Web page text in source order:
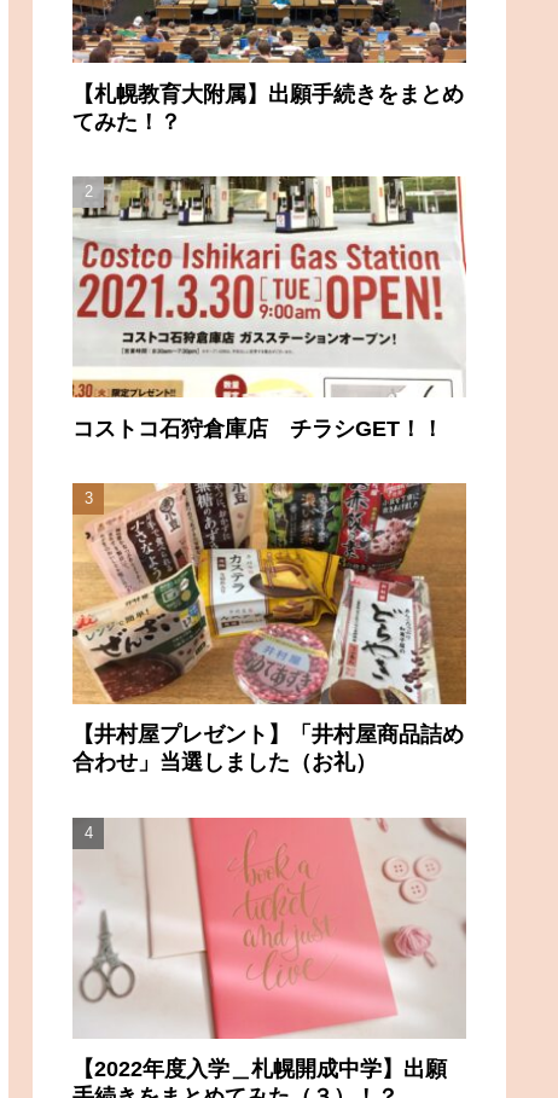
【札幌教育大附属】出願手続きをまとめ
てみた！？
コストコ石狩倉庫店 チラシGET！！
【井村屋プレゼント】「井村屋商品詰め
合わせ」当選しました（お礼）
【2022年度入学＿札幌開成中学】出願